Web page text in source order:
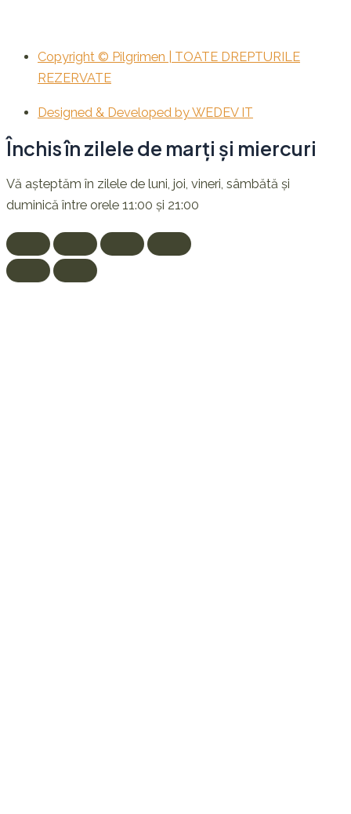
Copyright © Pilgrimen | TOATE DREPTURILE
REZERVATE
Designed & Developed by WEDEV IT
Închis în zilele de marți și miercuri
Vă așteptăm în zilele de luni, joi, vineri, sâmbătă și
duminică între orele 11:00 și 21:00